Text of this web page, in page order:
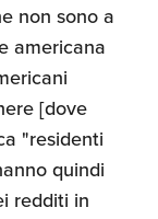
non sono a
americana
[dove
"residenti
quindi
redditi in